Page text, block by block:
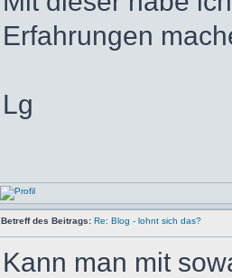
Erfahrungen
Lg
Betreff des Beitrags: Re: Blog - lohnt sich das?
Kann man mit